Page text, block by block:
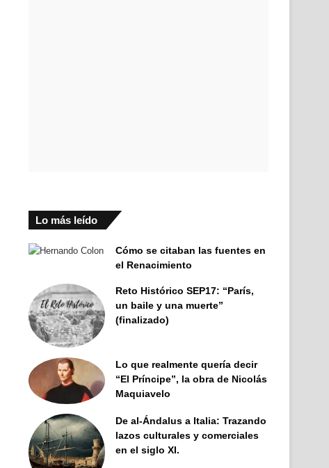
Lo más leído
Cómo se citaban las fuentes en
el Renacimiento
Reto Histórico SEP17: “París,
un baile y una muerte”
(finalizado)
Lo que realmente quería decir
“El Príncipe”, la obra de Nicolás
Maquiavelo
De al-Ándalus a Italia: Trazando
lazos culturales y comerciales
en el siglo XI.